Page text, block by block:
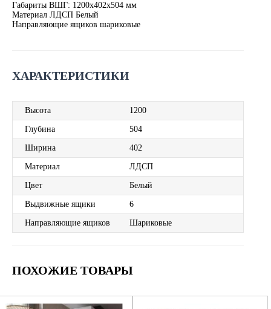
Габариты ВШГ: 1200х402х504 мм
Материал ЛДСП Белый
Направляющие ящиков шариковые
ХАРАКТЕРИСТИКИ
Высота 1200
Глубина 504
Ширина 402
Материал ЛДСП
Цвет Белый
Выдвижные ящики 6
Направляющие ящиков Шариковые
ПОХОЖИЕ ТОВАРЫ